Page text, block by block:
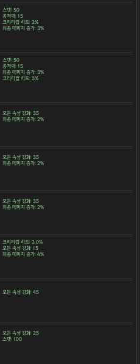
스탯: 50
공격력: 15
크리티컬 히트: 3%
최종 데미지 증가: 3%
스탯: 50
공격력: 15
최종 데미지 증가: 3%
크리티컬 히트: 3%
모든 속성 강화: 35
최종 데미지 증가: 2%
모든 속성 강화: 35
최종 데미지 증가: 2%
모든 속성 강화: 35
최종 데미지 증가: 2%
크리티컬 히트: 3.0%
모든 속성 강화: 15
최종 데미지 증가: 4%
모든 속성 강화: 45
모든 속성 강화: 25
스탯: 100